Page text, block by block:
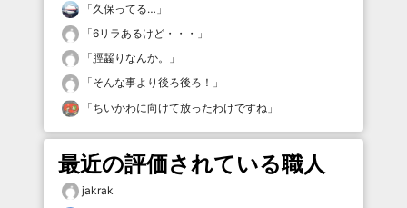
「久保ってる… 」
「6リラあるけど・・・ 」
「脛齧りなんか。
」
「そんな事より後ろ後ろ！ 」
「ちいかわに向けて放ったわけですね 」
最近の評価されている職人
jakrak